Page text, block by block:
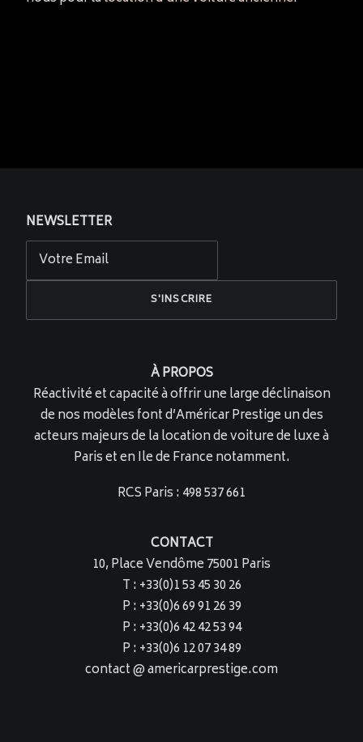
NEWSLETTER
À PROPOS
Réactivité et capacité à offrir une large déclinaison
de nos modèles font d’Américar Prestige un des
acteurs majeurs de la location de voiture de luxe à
Paris et en Ile de France notamment.
RCS Paris : 498 537 661
CONTACT
10, Place Vendôme 75001 Paris
T : +33(0)1 53 45 30 26
P : +33(0)6 69 91 26 39
P : +33(0)6 42 42 53 94
P : +33(0)6 12 07 34 89
contact @ americarprestige.com